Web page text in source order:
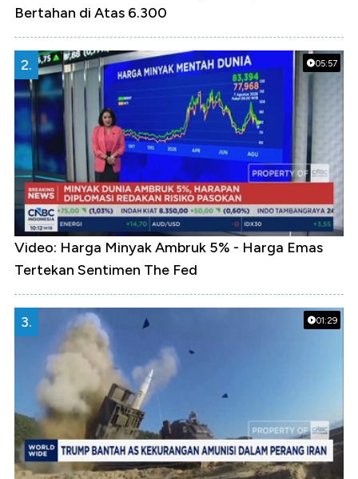
Bertahan di Atas 6.300
05:57
2.
Video: Harga Minyak Ambruk 5% - Harga Emas
Tertekan Sentimen The Fed
01:29
3.